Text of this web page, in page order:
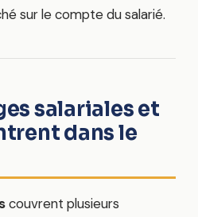
sur le compte du salarié.
salariales et
dans le
couvrent plusieurs